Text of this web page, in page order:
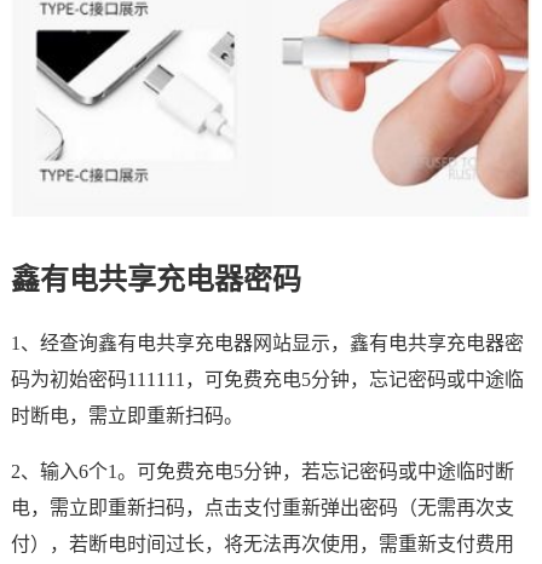
鑫有电共享充电器密码
1、经查询鑫有电共享充电器网站显示，鑫有电共享充电器密
码为初始密码111111，可免费充电5分钟，忘记密码或中途临
时断电，需立即重新扫码。
2、输入6个1。可免费充电5分钟，若忘记密码或中途临时断
电，需立即重新扫码，点击支付重新弹出密码（无需再次支
付），若断电时间过长，将无法再次使用，需重新支付费用